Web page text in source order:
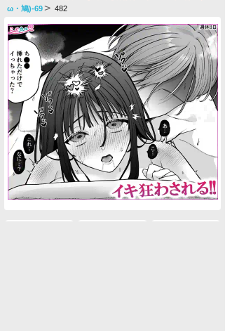
ω・鳩)-69 482